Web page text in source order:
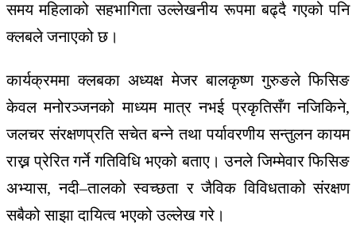
समय महिलाको सहभागिता उल्लेखनीय रूपमा बढ्दै गएको पनि
क्लबले जनाएको छ।
कार्यक्रममा क्लबका अध्यक्ष मेजर बालकृष्ण गुरुङले फिसिङ
केवल मनोरञ्जनको माध्यम मात्र नभई प्रकृतिसँग नजिकिने,
जलचर संरक्षणप्रति सचेत बन्ने तथा पर्यावरणीय सन्तुलन कायम
राख्न प्रेरित गर्ने गतिविधि भएको बताए। उनले जिम्मेवार फिसिङ
अभ्यास, नदी–तालको स्वच्छता र जैविक विविधताको संरक्षण
सबैको साझा दायित्व भएको उल्लेख गरे।